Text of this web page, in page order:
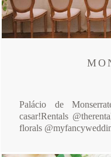
Palácio de
casar!Rentals
florals